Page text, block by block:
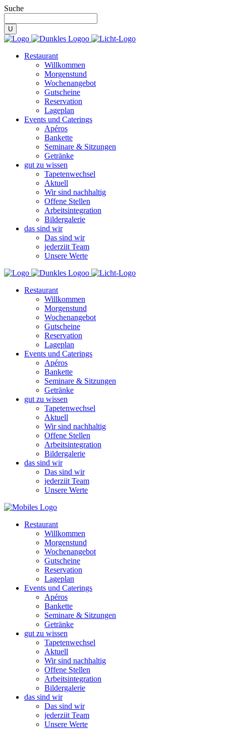
Suche
Restaurant
Willkommen
Morgenstund
Wochenangebot
Gutscheine
Reservation
Lageplan
Events und Caterings
Apéros
Bankette
Seminare & Sitzungen
Getränke
gut zu wissen
Tapetenwechsel
Aktuell
Wir sind nachhaltig
Offene Stellen
Arbeitsintegration
Bildergalerie
das sind wir
Das sind wir
jederziit Team
Unsere Werte
Restaurant
Willkommen
Morgenstund
Wochenangebot
Gutscheine
Reservation
Lageplan
Events und Caterings
Apéros
Bankette
Seminare & Sitzungen
Getränke
gut zu wissen
Tapetenwechsel
Aktuell
Wir sind nachhaltig
Offene Stellen
Arbeitsintegration
Bildergalerie
das sind wir
Das sind wir
jederziit Team
Unsere Werte
Restaurant
Willkommen
Morgenstund
Wochenangebot
Gutscheine
Reservation
Lageplan
Events und Caterings
Apéros
Bankette
Seminare & Sitzungen
Getränke
gut zu wissen
Tapetenwechsel
Aktuell
Wir sind nachhaltig
Offene Stellen
Arbeitsintegration
Bildergalerie
das sind wir
Das sind wir
jederziit Team
Unsere Werte